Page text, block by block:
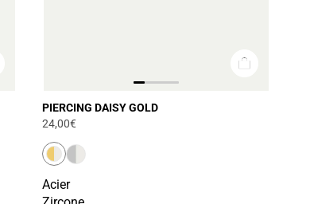
PIERCING DAISY GOLD
24,00€
Acier